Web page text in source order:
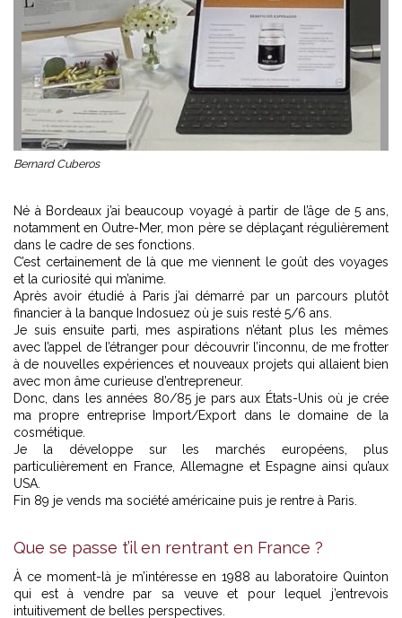
Bernard Cuberos
Né à Bordeaux j’ai beaucoup voyagé à partir de l’âge de 5 ans,
notamment en Outre-Mer, mon père se déplaçant régulièrement
dans le cadre de ses fonctions.
C’est certainement de là que me viennent le goût des voyages
et la curiosité qui m’anime.
Après avoir étudié à Paris j’ai démarré par un parcours plutôt
financier à la banque Indosuez où je suis resté 5/6 ans.
Je suis ensuite parti, mes aspirations n’étant plus les mêmes
avec l’appel de l’étranger pour découvrir l’inconnu, de me frotter
à de nouvelles expériences et nouveaux projets qui allaient bien
avec mon âme curieuse d’entrepreneur.
Donc, dans les années 80/85 je pars aux États-Unis où je crée
ma propre entreprise Import/Export dans le domaine de la
cosmétique.
Je la développe sur les marchés européens, plus
particulièrement en France, Allemagne et Espagne ainsi qu’aux
USA.
Fin 89 je vends ma société américaine puis je rentre à Paris.
Que se passe t’il en rentrant en France ?
À ce moment-là je m’intéresse en 1988 au laboratoire Quinton
qui est à vendre par sa veuve et pour lequel j’entrevois
intuitivement de belles perspectives.